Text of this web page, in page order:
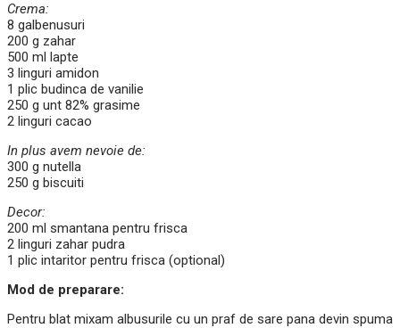
Crema:
8 galbenusuri
200 g zahar
500 ml lapte
3 linguri amidon
1 plic budinca de vanilie
250 g unt 82% grasime
2 linguri cacao
In plus avem nevoie de:
300 g nutella
250 g biscuiti
Decor:
200 ml smantana pentru frisca
2 linguri zahar pudra
1 plic intaritor pentru frisca (optional)
Mod de preparare:
Pentru blat mixam albusurile cu un praf de sare pana devin spuma